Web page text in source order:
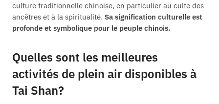
culture traditionnelle chinoise, en particulier au culte des
ancêtres et à la spiritualité. Sa signification culturelle est
profonde et symbolique pour le peuple chinois.
Quelles sont les meilleures
activités de plein air disponibles à
Tai Shan?